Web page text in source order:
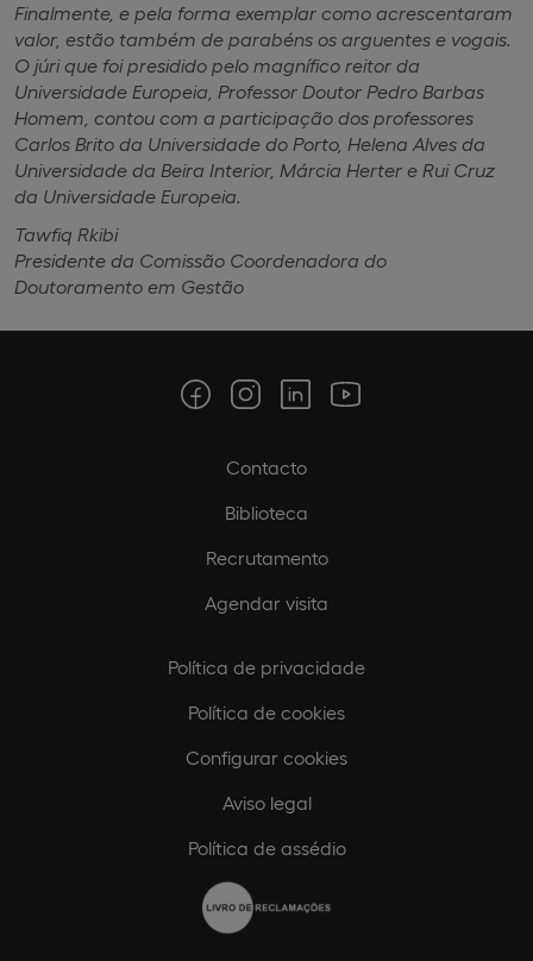
Finalmente, e pela forma exemplar como acrescentaram
valor, estão também de parabéns os arguentes e vogais.
O júri que foi presidido pelo magnífico reitor da
Universidade Europeia, Professor Doutor Pedro Barbas
Homem, contou com a participação dos professores
Carlos Brito da Universidade do Porto, Helena Alves da
Universidade da Beira Interior, Márcia Herter e Rui Cruz
da Universidade Europeia.
Tawfiq Rkibi
Presidente da Comissão Coordenadora do
Doutoramento em Gestão
Contacto
Biblioteca
Recrutamento
Agendar visita
Política de privacidade
Política de cookies
Configurar cookies
Aviso legal
Política de assédio